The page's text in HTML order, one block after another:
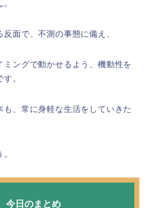
面で、不測の事態に備え、
ミングで動かせるよう、機動性を
。
も、常に身軽な生活をしていきた
今日のまとめ